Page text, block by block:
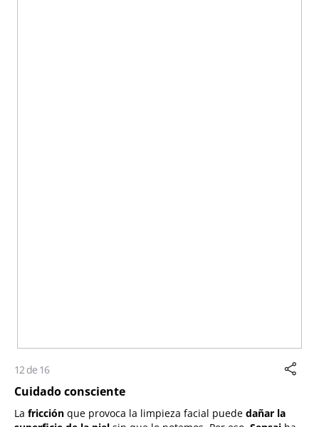
12 de 16
Cuidado consciente
La fricción que provoca la limpieza facial puede dañar la